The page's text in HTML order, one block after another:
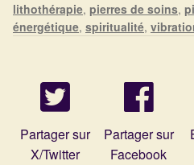
Magie: Le Savoir des
Les pierres en détail
Test — Quelle Gardienne ?
lithothérapie, pierres de soins,
énergétique, spiritualité,
Partager sur
X/Twitter
Partager sur
Facebook